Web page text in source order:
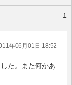
1
年06月01日 18:52
た。また何かあ